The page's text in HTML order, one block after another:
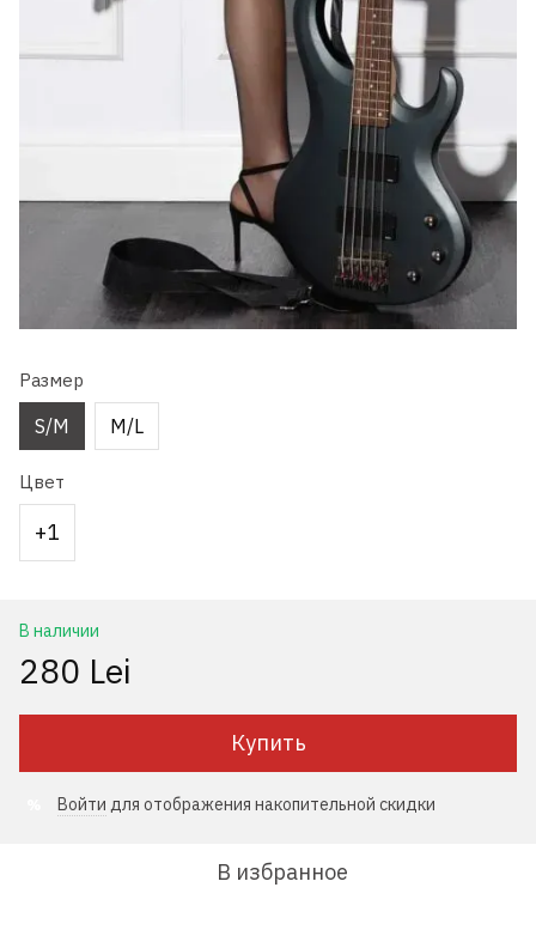
Размер
S/M M/L
Цвет
+1
В наличии
280 Lei
Купить
Войти для отображения накопительной скидки
В избранное